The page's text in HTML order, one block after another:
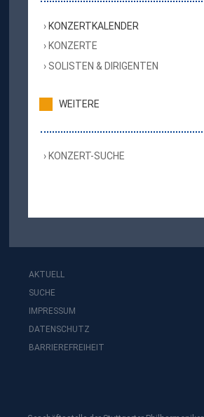
KONZERTKALENDER
KONZERTE
SOLISTEN & DIRIGENTEN
WEITERE
KONZERT-SUCHE
AKTUELL
SUCHE
IMPRESSUM
DATENSCHUTZ
BARRIEREFREIHEIT